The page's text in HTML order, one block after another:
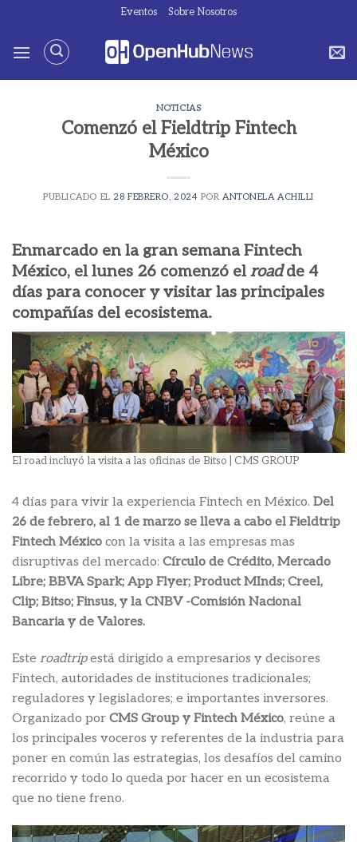
contenido
Eventos Sobre Nosotros
NOTICIAS
Comenzó el Fieldtrip Fintech
México
PUBLICADO EL 28 FEBRERO, 2024 POR ANTONELA ACHILLI
Enmarcado en la gran semana Fintech
México, el lunes 26 comenzó el roadde 4
días para conocer y visitar las principales
compañías del ecosistema.
El road incluyó la visita a las oficinas de Bitso | CMS GROUP
4 días para vivir la experiencia Fintech en México. Del
26 de febrero, al 1 de marzo se lleva a cabo el Fieldtrip
Fintech México con la visita a las empresas mas
disruptivas del mercado: Círculo de Crédito, Mercado
Libre; BBVA Spark; App Flyer; Product MInds; Creel,
Clip; Bitso; Finsus, y la CNBV -Comisión Nacional
Bancaria y de Valores.
Este roadtripestá dirigido a empresarios y decisores
Fintech, autoridades de instituciones tradicionales;
reguladores y legisladores; e importantes inversores.
Organizado por CMS Group y Fintech México, reúne a
los principales voceros y referentes de la industria para
poner en común las estrategias, los desafíos del camino
recorrido y todo lo queda por hacer en un ecosistema
que no tiene freno.